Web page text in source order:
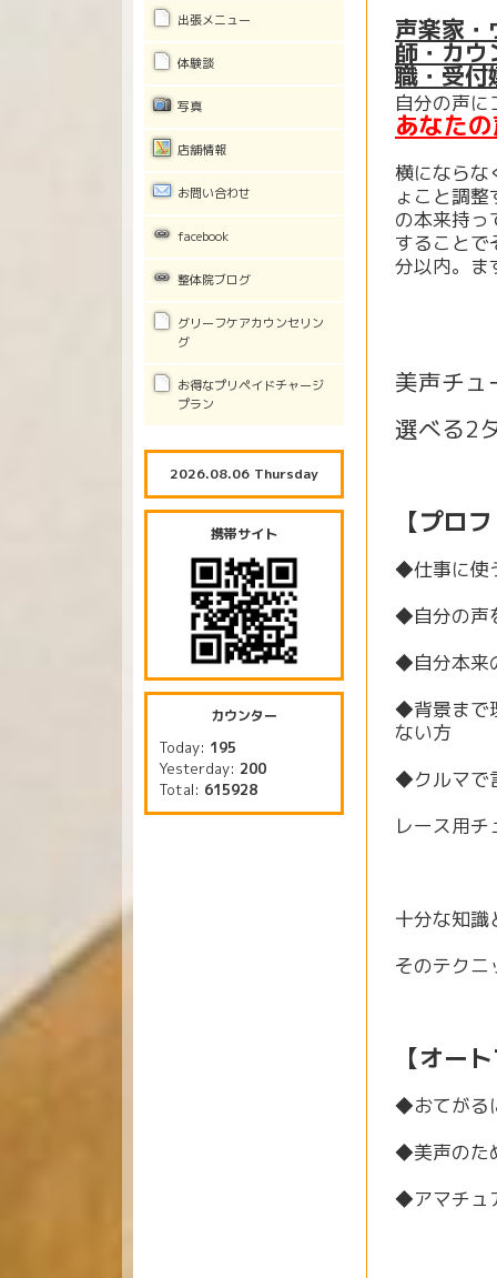
声楽家・
師・カウ
職・受付
自分の声
あなた
横にならな
ょこと調
の本来持っ
することで
分以内。ま
美声チュ
選べる2
【プロ
◆仕事に使
◆自分の声
◆自分本来
◆背景まで
ない方
◆クルマで
レース用
十分な知識
そのテクニ
【オー
◆おてがる
◆美声のた
◆アマチュ
出張メニュー
体験談
写真
店舗情報
お問い合わせ
facebook
整体院ブログ
グリーフケアカウンセリン
グ
お得なプリペイドチャージ
プラン
2026.08.06 Thursday
携帯サイト
カウンター
Today: 195
Yesterday: 200
Total: 615928